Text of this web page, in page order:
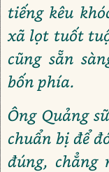
tiếng kêu
xã lọt tuốt
cũng sẵn
bốn phía.
Ông Quảng
chuẩn bị để
đúng, chẳng